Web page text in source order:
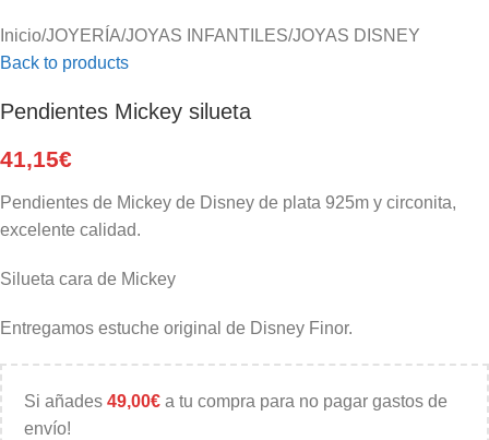
Inicio/JOYERÍA/JOYAS INFANTILES/JOYAS DISNEY
Back to products
Pendientes Mickey silueta
41,15€
Pendientes de Mickey de Disney de plata 925m y circonita,
excelente calidad.
Silueta cara de Mickey
Entregamos estuche original de Disney Finor.
Si añades 49,00€ a tu compra para no pagar gastos de
envío!